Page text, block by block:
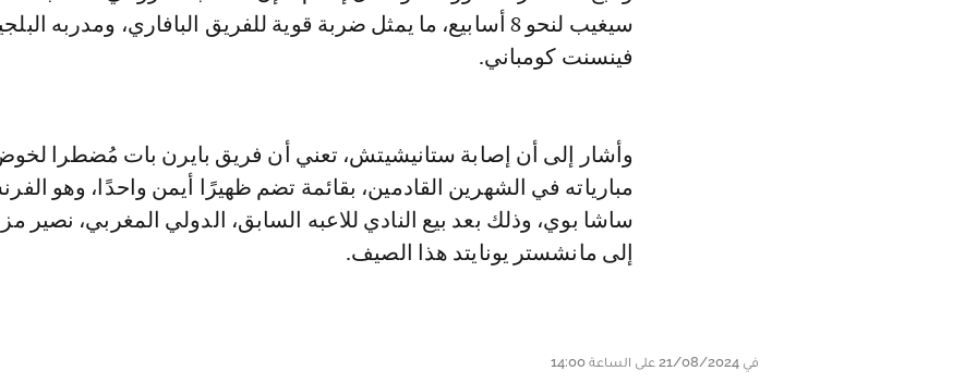
سيغيب لنحو 8 أسابيع، ما يمثل ضربة قوية للفريق البافاري، ومدربه
فينسنت كومباني.
وأشار إلى أن إصابة ستانيشيتش، تعني أن فريق بايرن بات مُضطرا
مبارياته في الشهرين القادمين، بقائمة تضم ظهيرًا أيمن واحدًا، وهو
ساشا بوي، وذلك بعد بيع النادي للاعبه السابق، الدولي المغربي، نصير
إلى مانشستر يونايتد هذا الصيف.
في 21/08/2024 على الساعة 14:00